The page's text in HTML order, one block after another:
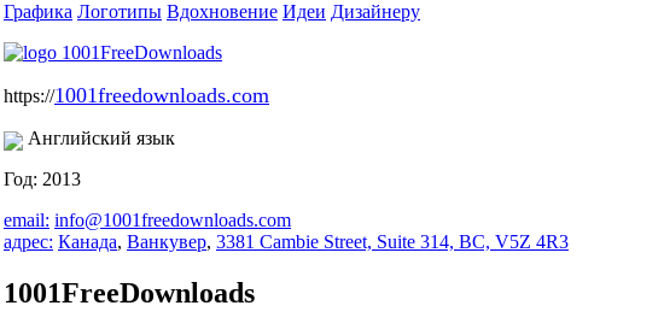
Графика Логотипы Вдохновение Идеи Дизайнеру
https://1001freedownloads.com
Английский язык
Год: 2013
email: info@1001freedownloads.com
адрес: Канада, Ванкувер, 3381 Cambie Street, Suite 314, BC, V5Z 4R3
1001FreeDownloads